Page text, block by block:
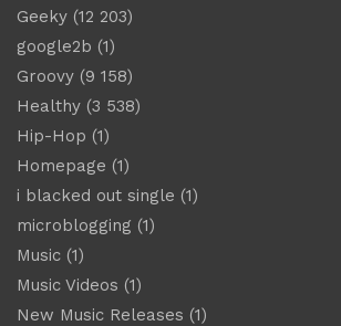
Geeky (12 203)
google2b (1)
Groovy (9 158)
Healthy (3 538)
Hip-Hop (1)
Homepage (1)
i blacked out single (1)
microblogging (1)
Music (1)
Music Videos (1)
New Music Releases (1)